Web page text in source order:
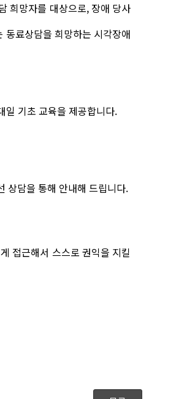
희망자를 대상으로, 장애 당사
동료상담을 희망하는 시각장애
일 기초 교육을 제공합니다.
상담을 통해 안내해 드립니다.
접근해서 스스로 권익을 지킬